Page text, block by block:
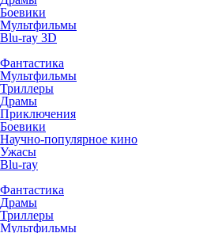
Боевики
Мультфильмы
Blu-ray 3D
Фантастика
Мультфильмы
Триллеры
Драмы
Приключения
Боевики
Научно-популярное кино
Ужасы
Blu-ray
Фантастика
Драмы
Триллеры
Мультфильмы